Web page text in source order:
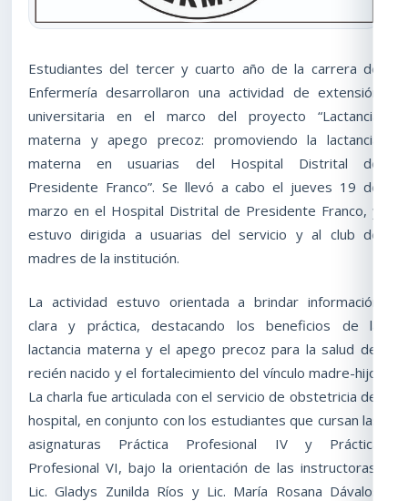
Estudiantes del tercer y cuarto año de la carrera de
Enfermería desarrollaron una actividad de extensión
universitaria en el marco del proyecto “Lactancia
materna y apego precoz: promoviendo la lactancia
materna en usuarias del Hospital Distrital de
Presidente Franco”. Se llevó a cabo el jueves 19 de
marzo en el Hospital Distrital de Presidente Franco, y
estuvo dirigida a usuarias del servicio y al club de
madres de la institución.
La actividad estuvo orientada a brindar información
clara y práctica, destacando los beneficios de la
lactancia materna y el apego precoz para la salud del
recién nacido y el fortalecimiento del vínculo madre-hijo.
La charla fue articulada con el servicio de obstetricia del
hospital, en conjunto con los estudiantes que cursan las
asignaturas Práctica Profesional IV y Práctica
Profesional VI, bajo la orientación de las instructoras,
Lic. Gladys Zunilda Ríos y Lic. María Rosana Dávalos